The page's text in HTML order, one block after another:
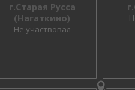
г.Старая Русса
(Нагаткино)
Не участвовал